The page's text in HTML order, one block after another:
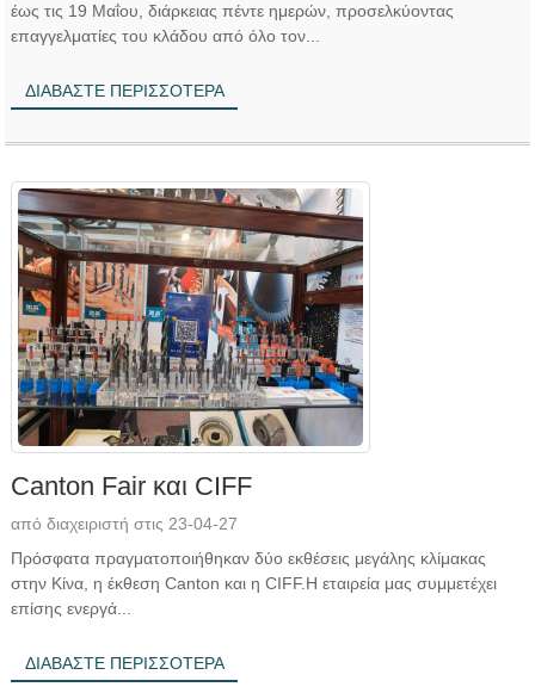
έως τις 19 Μαΐου, διάρκειας πέντε ημερών, προσελκύοντας
επαγγελματίες του κλάδου από όλο τον...
ΔΙΑΒΆΣΤΕ ΠΕΡΙΣΣΌΤΕΡΑ
Canton Fair και CIFF
από διαχειριστή στις 23-04-27
Πρόσφατα πραγματοποιήθηκαν δύο εκθέσεις μεγάλης κλίμακας
στην Κίνα, η έκθεση Canton και η CIFF.Η εταιρεία μας συμμετέχει
επίσης ενεργά...
ΔΙΑΒΆΣΤΕ ΠΕΡΙΣΣΌΤΕΡΑ